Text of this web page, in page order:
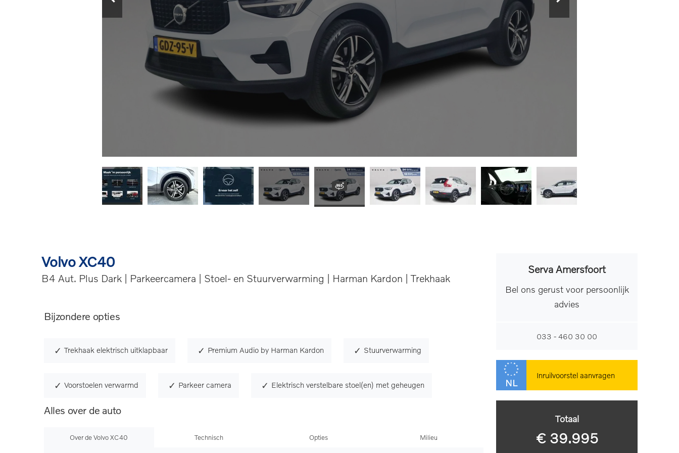
Volvo XC40
B4 Aut. Plus Dark | Parkeercamera | Stoel- en Stuurverwarming | Harman Kardon | Trekhaak
Bijzondere opties
Trekhaak elektrisch uitklapbaar Premium Audio by Harman Kardon Stuurverwarming
Voorstoelen verwarmd Parkeer camera Elektrisch verstelbare stoel(en) met geheugen
Alles over de auto
Over de Volvo XC40 Technisch Opties Milieu
Serva Amersfoort
Bel ons gerust voor persoonlijk
advies
033 - 460 30 00
NL
Inruilvoorstel aanvragen
Totaal
€ 39.995